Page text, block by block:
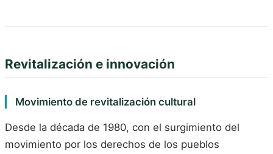
Revitalización e innovación
Movimiento de revitalización cultural
Desde la década de 1980, con el surgimiento del
movimiento por los derechos de los pueblos